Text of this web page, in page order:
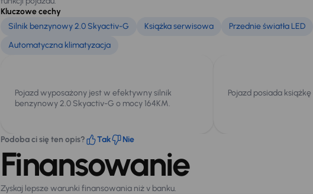
Kluczowe cechy
Silnik benzynowy 2.0 Skyactiv-G
Książka serwisowa Przednie światła LED
Automatyczna klimatyzacja
Pojazd wyposażony jest w efektywny silnik
benzynowy 2.0 Skyactiv-G o mocy 164KM.
Pojazd posiada
Podoba ci się ten opis? Tak Nie
Finansowanie
Zyskaj lepsze warunki finansowania niż v banku.